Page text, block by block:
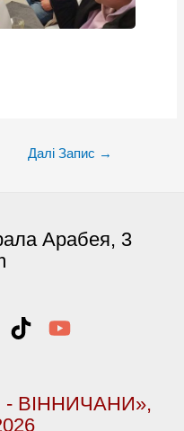
Далі Запис →
Арабея, 3
- ВІННИЧАНИ»,